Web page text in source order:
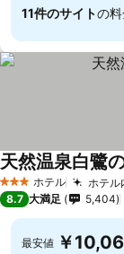
11件のサイトの
3 ホテルのランク
ホテル ホテル
天然温泉白鷺
8.7 大満足 5,404
最安値 ￥